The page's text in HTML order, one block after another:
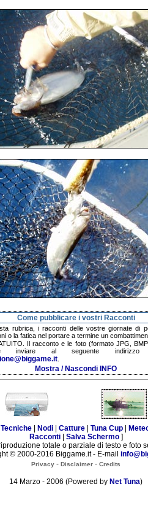
Come pubblicare i vostri Racconti
rubrica, i racconti delle vostre giornate di
o la fatica nel portare a termine un
Il racconto e le foto (formato JPG,
inviare al seguente indirizzo
Mostra / Nascondi INFO
Nodi Catture Tuna Cup
Racconti| Salva Schermo]
totale o parziale di testo e foto
© 2000-2016 Biggame.it - E-mail
Privacy - Disclaimer - Credits
14 Marzo - 2006 (Powered by Net Tuna)